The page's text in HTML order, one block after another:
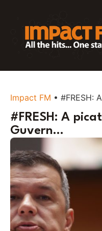
Impact FM • #FRESH:
#FRESH: A
Guvern…